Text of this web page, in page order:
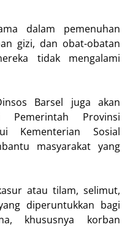
dalam pemenuhan
gizi, dan obat-obatan
tidak mengalami
Barsel juga akan
Provinsi
Kementerian Sosial
masyarakat yang
atau tilam, selimut,
diperuntukkan bagi
khususnya korban